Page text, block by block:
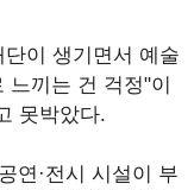
이 생기면서 예술
느끼는 건 걱정"이
못박았다.
연·전시 시설이 부